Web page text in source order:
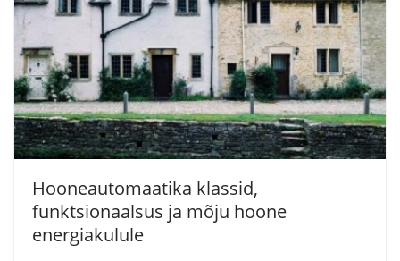
Hooneautomaatika klassid,
funktsionaalsus ja mõju hoone
energiakulule